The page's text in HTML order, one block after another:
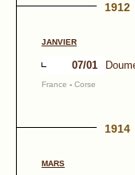
1912
JANVIER
07/01
France - Corse
1914
MARS